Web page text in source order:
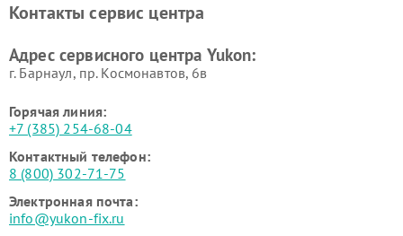
Контакты сервис центра
Адрес сервисного центра Yukon:
г. Барнаул, ​пр. Космонавтов, 6в
Горячая линия:
+7 (385) 254-68-04
Контактный телефон:
8 (800) 302-71-75
Электронная почта:
info@yukon-fix.ru